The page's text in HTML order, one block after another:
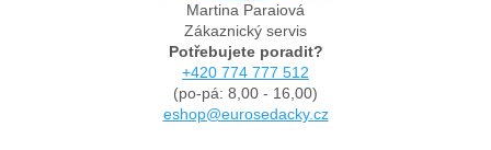
Martina Paraiová
Zákaznický servis
Potřebujete poradit?
+420 774 777 512
(po-pá: 8,00 - 16,00)
eshop@eurosedacky.cz